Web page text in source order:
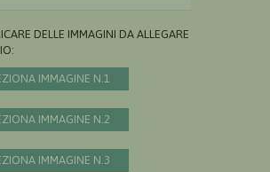
DELLE IMMAGINI DA ALLEGARE AL
IMMAGINE N.1
IMMAGINE N.2
IMMAGINE N.3